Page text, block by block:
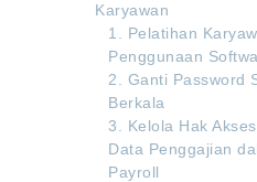
Karyawan
1. Pelatihan
Penggunaan
2. Ganti Password
Berkala
3. Kelola Hak
Data Penggajian
Payroll